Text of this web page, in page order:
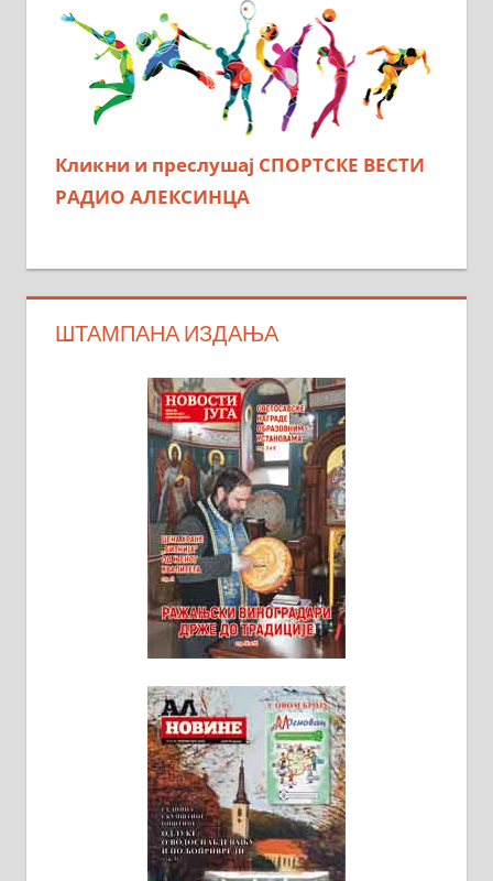
Кликни и преслушај СПОРТСКЕ ВЕСТИ
РАДИО АЛЕКСИНЦА
ШТАМПАНА ИЗДАЊА